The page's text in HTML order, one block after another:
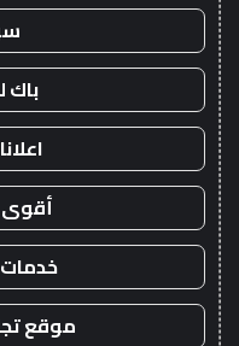
باك
أقوى
خدمات
موقع